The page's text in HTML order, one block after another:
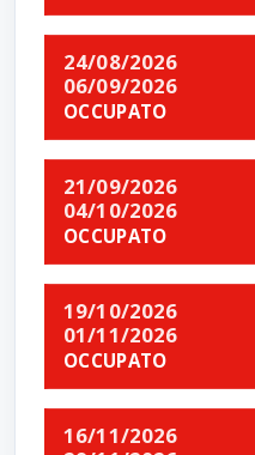
24/08/2026
06/09/2026
OCCUPATO
21/09/2026
04/10/2026
OCCUPATO
19/10/2026
01/11/2026
OCCUPATO
16/11/2026